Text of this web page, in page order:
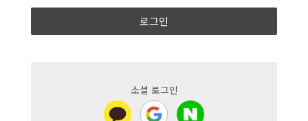
로그인
소셜 로그인